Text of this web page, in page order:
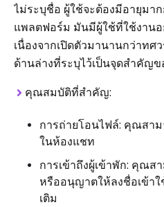
ไม่ระบุชื่อ ผู้ใช้จะต้องมีอายุมา
แพลตฟอร์ม มันมีผู้ใช้ที่ใช้งาน
เนื่องจากเปิดตัวมานานกว่าท
ด้านล่างที่ระบุไว้เป็นจุดสำคัญข
คุณสมบัติที่สำคัญ:
การถ่ายโอนไฟล์: คุณสา
ในห้องแชท
การเข้าถึงผู้เข้าพัก: คุณส
หรืออนุญาตให้ลงชื่อเข้า
เติม